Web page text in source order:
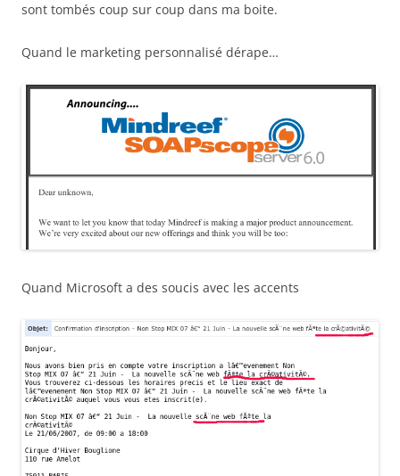
sont tombés coup sur coup dans ma boite.
Quand le marketing personnalisé dérape…
Quand Microsoft a des soucis avec les accents